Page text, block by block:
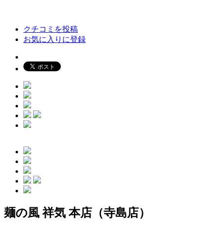
クチコミを投稿
お気に入りに登録
麺の風 祥気 本店（寺島店）